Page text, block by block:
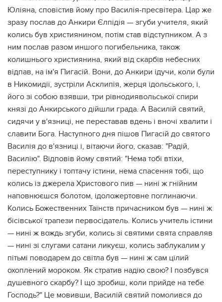
Юліяна, сповістив йому про Василія-пресвітера. Цар же
зразу послав до Анкири Єлпідія — згуби учителя, який
колись був християнином, потім став відступником. А з
ним послав разом иншого погибельника, також
колишнього християнина, який від скарбів небесних
відпав, на ім'я Пигасій. Вони, до Анкири ідучи, коли були
в Никомидії, зустріли Асклипія, жерця ідольського, і,
його зі собою взявши, три рівнодиявольської спири
князі до Анкирського дійшли града. А Василій святий,
сидячи у в'язниці, не переставав вдень і вночі хвалити і
славити Бога. Наступного дня пішов Пигасій до святого
Василія до в'язниці і, вітаючи його, сказав: "Радій,
Василію". Відповів йому святий: "Нема тобі втіхи,
переступнику і топтачу істини, нема спасення тобі, що
колись із джерела Христового пив — нині ж гнійним
наповнюєшся болотом, ідоложертовне поглинаючи.
Колись Божественних Таїнств причасником був — нині ж
бісівської трапези первосідатель. Колись учитель істини
— нині ж вождь згуби, колись зі святими свята справляв
— нині зі слугами сатани ликуєш, колись заблукалим у
пітьмі поводарем до світла був — нині ж сам цілий
охоплений мороком. Як стратив надію свою? І позбувся
душевного скарбу? І що зробиш, коли прийде на тебе
Господь?" Це мовивши, Василій святий помолився до